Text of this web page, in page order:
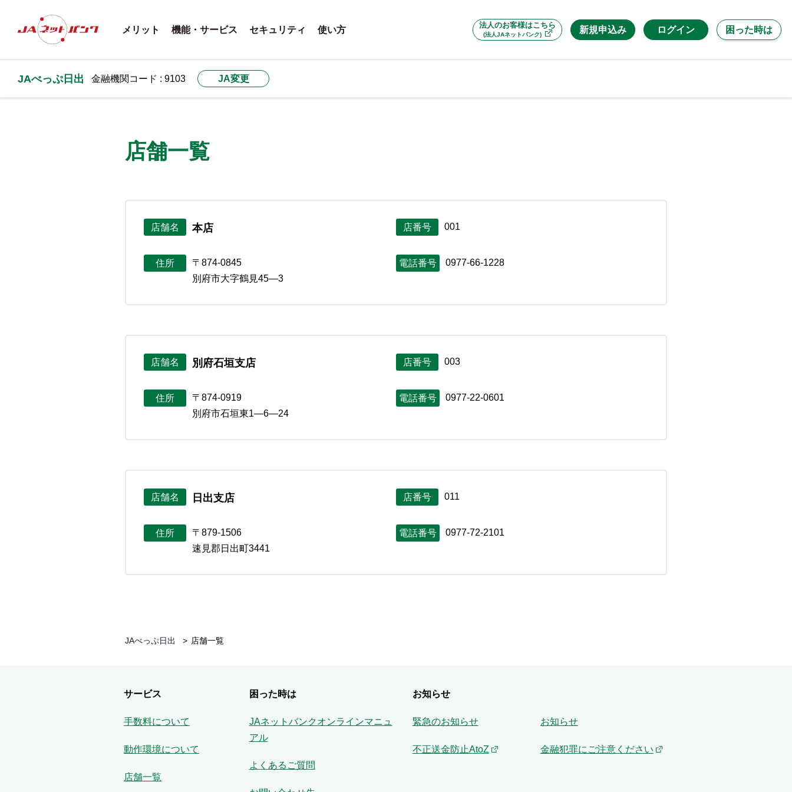
法人のお客様はこちら
(法人JAネットバンク) 新規申込み
メリット 機能・サービス セキュリティ 使い方 ログイン 困った時は
JAべっぷ日出 金融機関コード : 9103 JA変更
店舗一覧
店舗名 本店 店番号 001
住所
〒874-0845
別府市大字鶴見45―3
電話番号 0977-66-1228
店舗名 別府石垣支店 店番号 003
住所
〒874-0919
別府市石垣東1―6―24
電話番号 0977-22-0601
店舗名 日出支店 店番号 011
住所
〒879-1506
速見郡日出町3441
電話番号 0977-72-2101
JAべっぷ日出 店舗一覧
サービス
手数料について
動作環境について
店舗一覧
困った時は
JAネットバンクオンラインマニュ
アル
よくあるご質問
お知らせ
緊急のお知らせ お知らせ
不正送金防止AtoZ 金融犯罪にご注意ください